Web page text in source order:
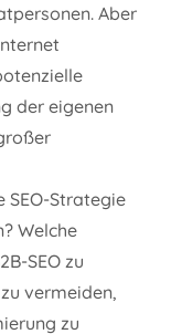
Aber
der eigenen
SEO-Strategie
Welche
SEO zu
vermeiden,
zu